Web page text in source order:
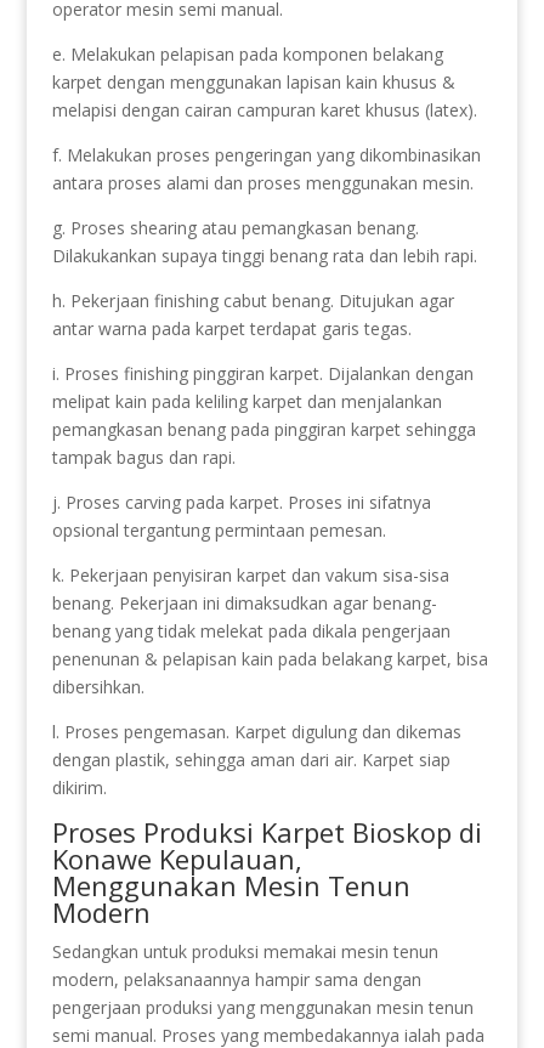
operator mesin semi manual.
e. Melakukan pelapisan pada komponen belakang
karpet dengan menggunakan lapisan kain khusus &
melapisi dengan cairan campuran karet khusus (latex).
f. Melakukan proses pengeringan yang dikombinasikan
antara proses alami dan proses menggunakan mesin.
g. Proses shearing atau pemangkasan benang.
Dilakukankan supaya tinggi benang rata dan lebih rapi.
h. Pekerjaan finishing cabut benang. Ditujukan agar
antar warna pada karpet terdapat garis tegas.
i. Proses finishing pinggiran karpet. Dijalankan dengan
melipat kain pada keliling karpet dan menjalankan
pemangkasan benang pada pinggiran karpet sehingga
tampak bagus dan rapi.
j. Proses carving pada karpet. Proses ini sifatnya
opsional tergantung permintaan pemesan.
k. Pekerjaan penyisiran karpet dan vakum sisa-sisa
benang. Pekerjaan ini dimaksudkan agar benang-
benang yang tidak melekat pada dikala pengerjaan
penenunan & pelapisan kain pada belakang karpet, bisa
dibersihkan.
l. Proses pengemasan. Karpet digulung dan dikemas
dengan plastik, sehingga aman dari air. Karpet siap
dikirim.
Proses Produksi Karpet Bioskop di
Konawe Kepulauan,
Menggunakan Mesin Tenun
Modern
Sedangkan untuk produksi memakai mesin tenun
modern, pelaksanaannya hampir sama dengan
pengerjaan produksi yang menggunakan mesin tenun
semi manual. Proses yang membedakannya ialah pada